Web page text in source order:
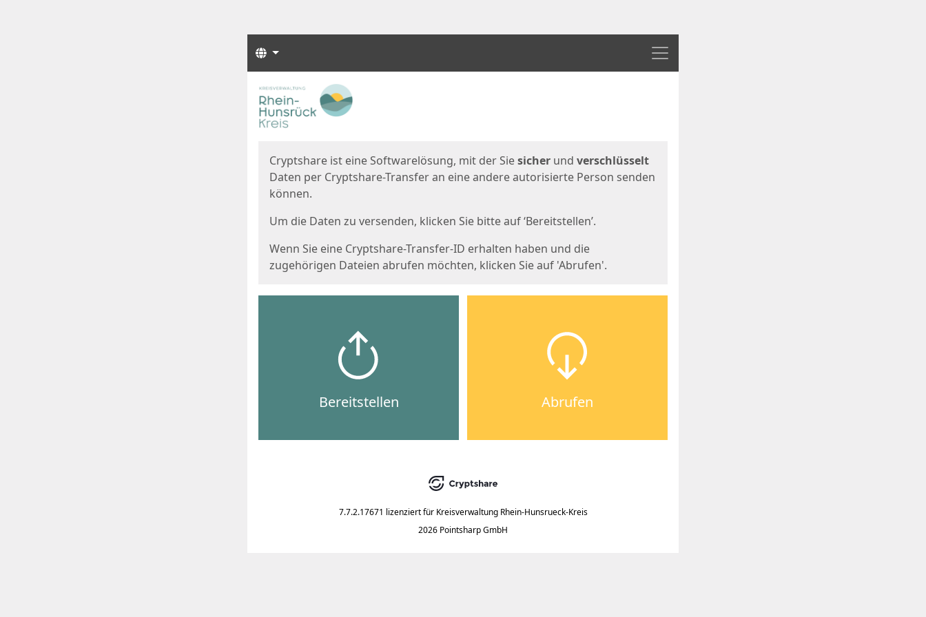
Menü
Sprachen
Start
Cryptshare ist eine Softwarelösung, mit der Siesicher und verschlüsselt
Daten per Cryptshare-Transfer an eine andere autorisierte Person senden
können.
Um die Daten zu versenden, klicken Sie bitte auf ‘Bereitstellen’.
Wenn Sie eine Cryptshare-Transfer-ID erhalten haben und die
zugehörigen Dateien abrufen möchten, klicken Sie auf 'Abrufen'.
Bereitstellen Abrufen
7.7.2.17671 lizenziert für Kreisverwaltung Rhein-Hunsrueck-Kreis
2026 Pointsharp GmbH